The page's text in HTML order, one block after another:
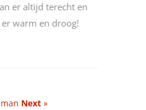
er altijd terecht en
warm en droog!
Next»